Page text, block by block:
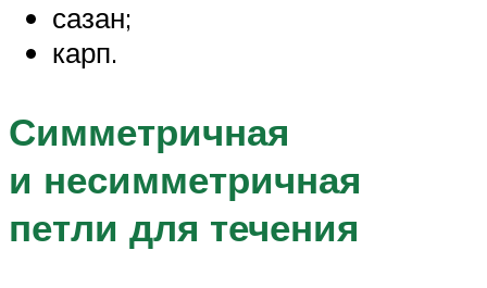
сазан;
карп.
Симметричная
и несимметричная
петли для течения